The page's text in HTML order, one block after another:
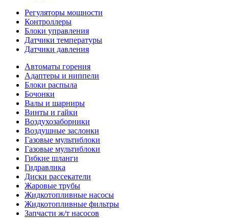
Регуляторы мощности
Контроллеры
Блоки управления
Датчики температуры
Датчики давления
Автоматы горения
Адаптеры и ниппели
Блоки распыла
Бочонки
Валы и шарниры
Винты и гайки
Воздухозаборники
Воздушные заслонки
Газовые мультиблоки
Газовые мультиблоки
Гибкие шланги
Гидравлика
Диски рассекатели
Жаровые трубы
Жидкотопливные насосы
Жидкотопливные фильтры
Запчасти ж/т насосов